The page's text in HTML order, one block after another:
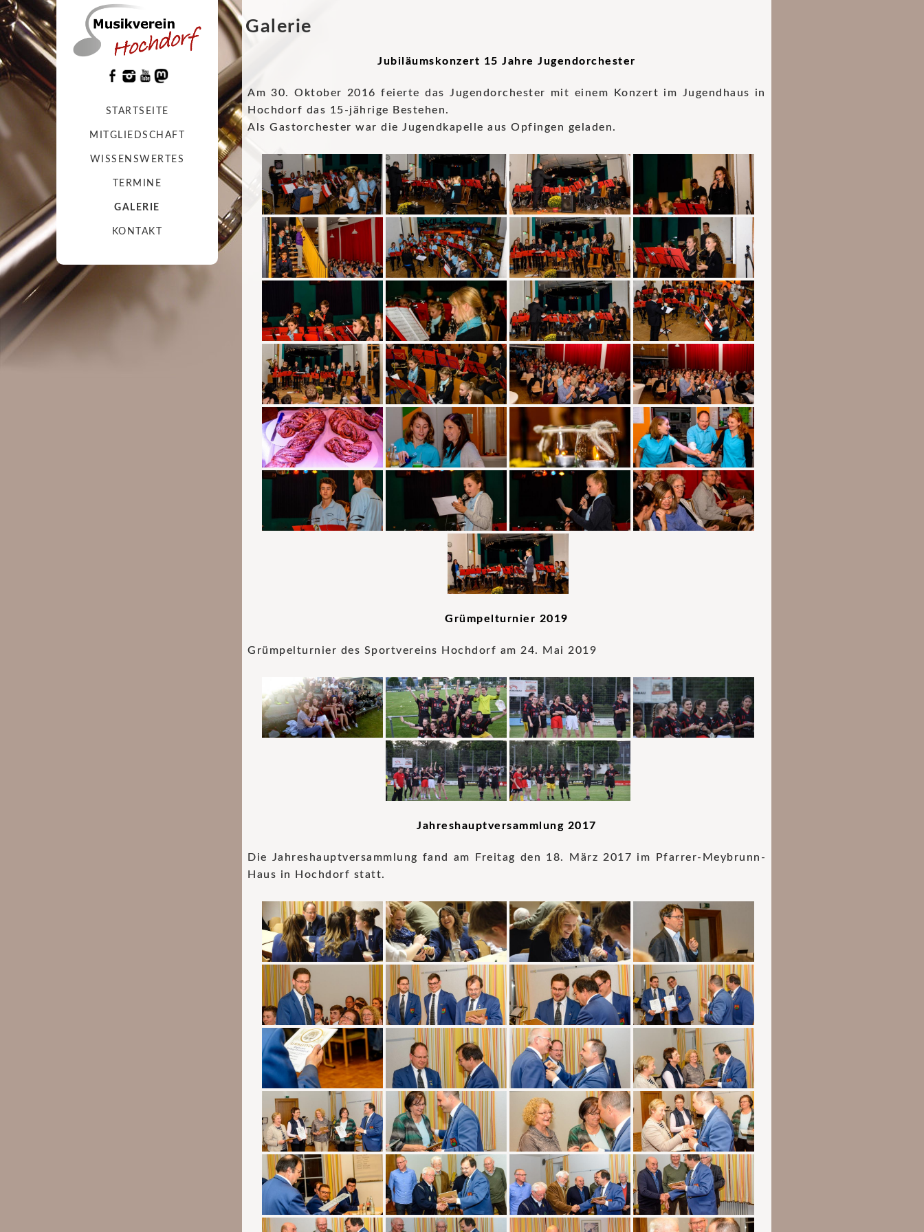
STARTSEITE
MITGLIEDSCHAFT
WISSENSWERTES
TERMINE
GALERIE
KONTAKT
Galerie
Jubiläumskonzert 15 Jahre Jugendorchester
Am 30. Oktober 2016 feierte das Jugendorchester mit einem Konzert im Jugendhaus in
Hochdorf das 15-jährige Bestehen.
Als Gastorchester war die Jugendkapelle aus Opfingen geladen.
Grümpelturnier 2019
Grümpelturnier des Sportvereins Hochdorf am 24. Mai 2019
Jahreshauptversammlung 2017
Die Jahreshauptversammlung fand am Freitag den 18. März 2017 im Pfarrer-Meybrunn-
Haus in Hochdorf statt.